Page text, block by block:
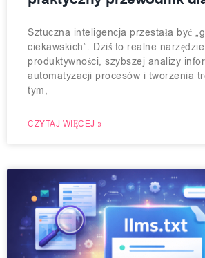
Sztuczna inteligencja przestała być
ciekawskich”. Dziś to realne
produktywności, szybszej analizy
automatyzacji procesów i tworzenia
tym,
CZYTAJ WIĘCEJ »